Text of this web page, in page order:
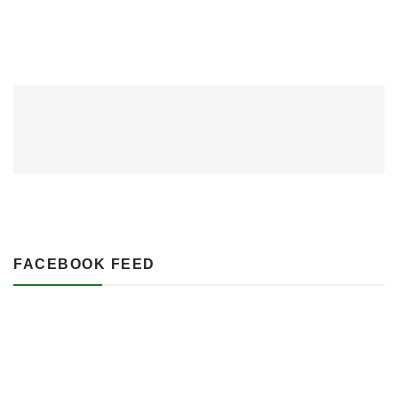
FACEBOOK FEED